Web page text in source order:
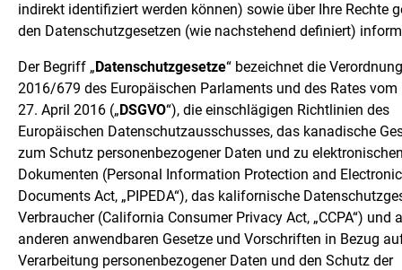
indirekt identifiziert werden können) sowie über Ihre Rechte
den Datenschutzgesetzen (wie nachstehend definiert)
Der Begriff „Datenschutzgesetze“ bezeichnet die
2016/679 des Europäischen Parlaments und des Rates vom
27. April 2016 („DSGVO“), die einschlägigen Richtlinien des
Europäischen Datenschutzausschusses, das kanadische
zum Schutz personenbezogener Daten und zu
Dokumenten (Personal Information Protection and Electronic
Documents Act, „PIPEDA“), das kalifornische
Verbraucher (California Consumer Privacy Act, „CCPA“) und
anderen anwendbaren Gesetze und Vorschriften in Bezug
Verarbeitung personenbezogener Daten und den Schutz der